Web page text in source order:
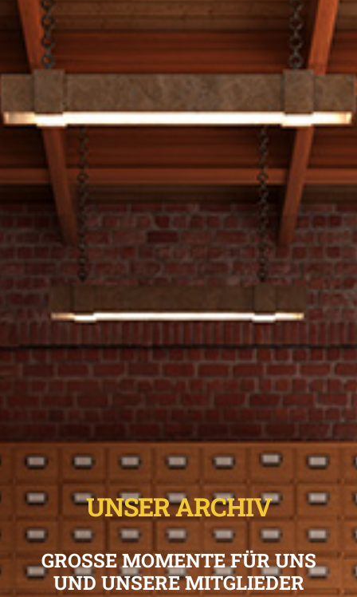
UNSER ARCHIV
GROSSE MOMENTE FÜR UNS
UND UNSERE MITGLIEDER